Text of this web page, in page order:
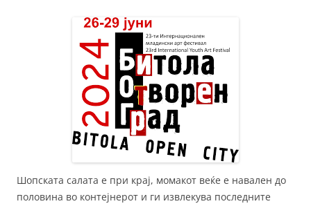
Шопската салата е при крај, момакот веќе е навален до
половина во контејнерот и ги извлекува последните